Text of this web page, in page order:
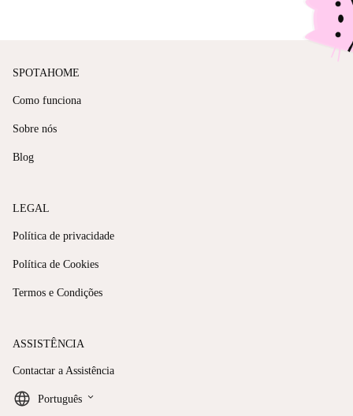
SPOTAHOME
Como funciona
Sobre nós
Blog
LEGAL
Política de privacidade
Política de Cookies
Termos e Condições
ASSISTÊNCIA
Contactar a Assistência
Português keyboard_arrow_down